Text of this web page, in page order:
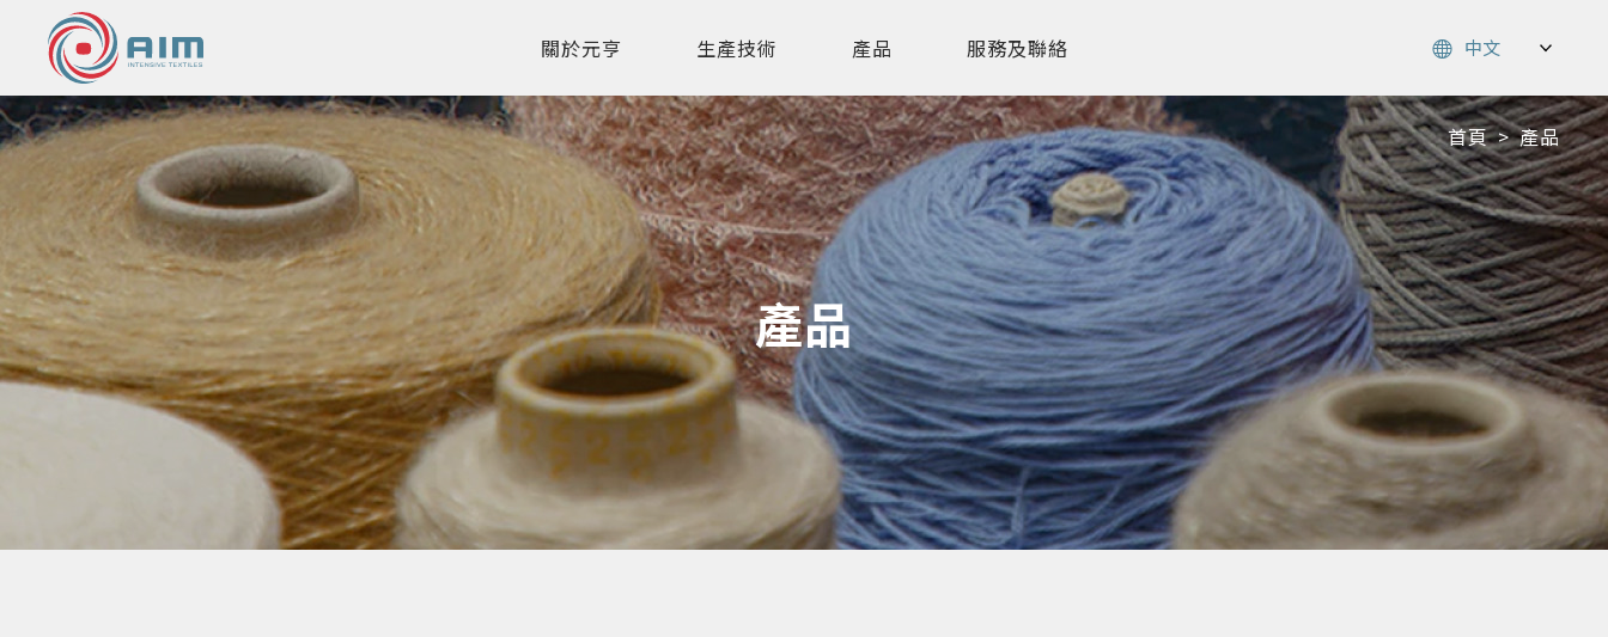
關於元亨 生產技術 產品 服務及聯絡
產品
首頁 > 產品